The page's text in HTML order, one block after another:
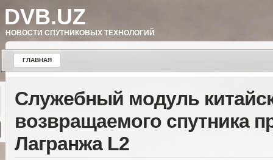
DVB.UZ
НОВОСТИ СПУТНИКОВЫХ ТЕХНОЛОГИЙ
ГЛАВНАЯ
Служебный модуль
возвращаемого спутника
Лагранжа L2